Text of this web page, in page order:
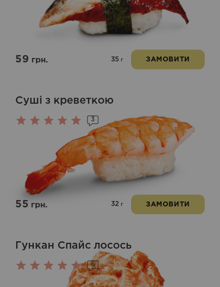
5.00
59грн. 35 г ЗАМОВИТИ
Суші з креветкою
Оцінено
з 5
3
55грн. 32 г ЗАМОВИТИ
Гункан Спайс лосось
Оцінено
6